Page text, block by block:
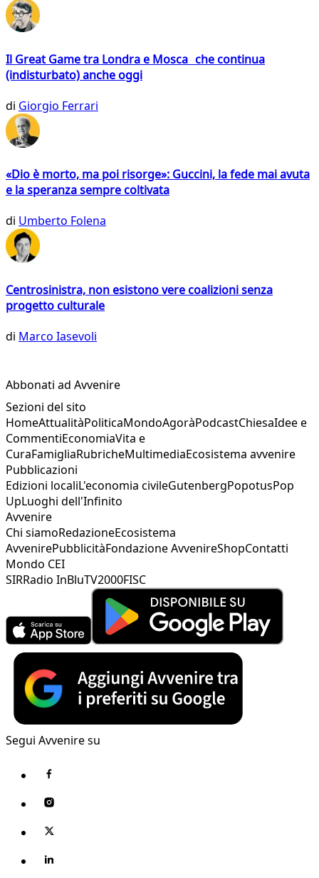
Il Great Game tra Londra e Mosca che continua
(indisturbato) anche oggi
di Giorgio Ferrari
«Dio è morto, ma poi risorge»: Guccini, la fede mai avuta
e la speranza sempre coltivata
di Umberto Folena
Centrosinistra, non esistono vere coalizioni senza
progetto culturale
di Marco Iasevoli
Abbonati ad Avvenire
Sezioni del sito
HomeAttualitàPoliticaMondoAgoràPodcastChiesaIdee e
CommentiEconomiaVita e
CuraFamigliaRubricheMultimediaEcosistema avvenire
Pubblicazioni
Edizioni localiL'economia civileGutenbergPopotusPop
UpLuoghi dell'Infinito
Avvenire
Chi siamoRedazioneEcosistema
AvvenirePubblicitàFondazione AvvenireShopContatti
Mondo CEI
SIRRadio InBluTV2000FISC
Segui Avvenire su